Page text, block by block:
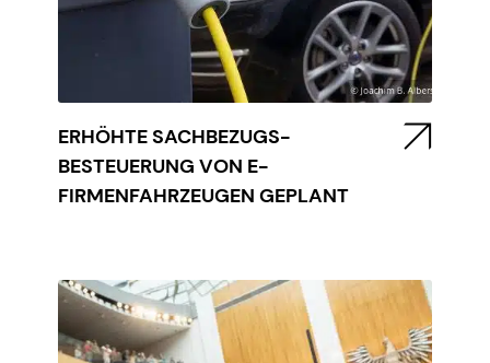
ERHÖHTE SACHBEZUGS-
BESTEUERUNG VON E-
FIRMENFAHRZEUGEN GEPLANT